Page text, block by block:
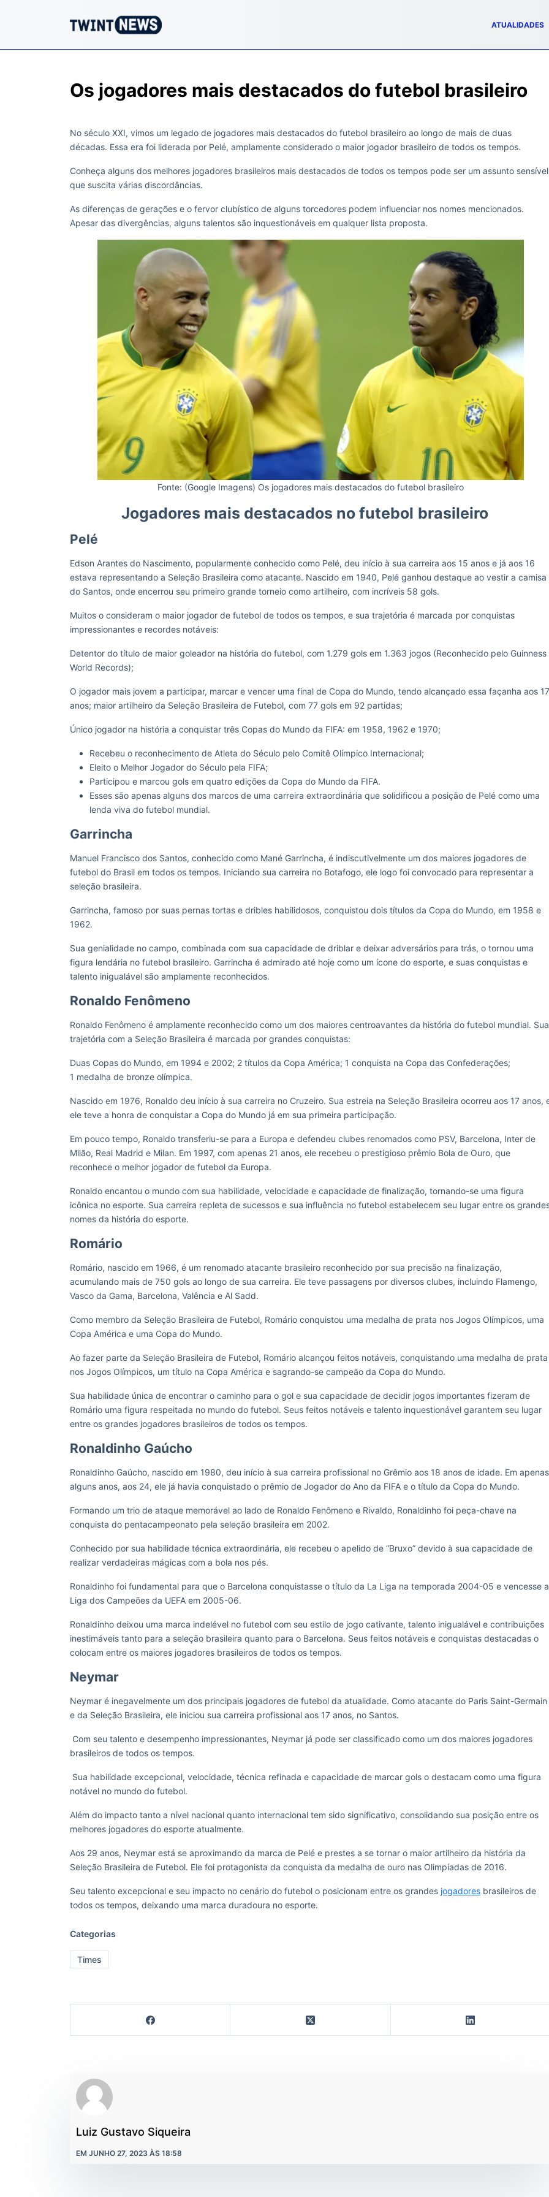
ATUALIDADES
Os jogadores mais destacados do futebol brasileiro
No século XXI, vimos um legado de jogadores mais destacados do futebol brasileiro ao longo de mais de duas
décadas. Essa era foi liderada por Pelé, amplamente considerado o maior jogador brasileiro de todos os tempos.
Conheça alguns dos melhores jogadores brasileiros mais destacados de todos os tempos pode ser um assunto sensível
que suscita várias discordâncias.
As diferenças de gerações e o fervor clubístico de alguns torcedores podem influenciar nos nomes mencionados.
Apesar das divergências, alguns talentos são inquestionáveis em qualquer lista proposta.
Fonte: (Google Imagens) Os jogadores mais destacados do futebol brasileiro
Jogadores mais destacados no futebol brasileiro
Pelé
Edson Arantes do Nascimento, popularmente conhecido como Pelé, deu início à sua carreira aos 15 anos e já aos 16
estava representando a Seleção Brasileira como atacante. Nascido em 1940, Pelé ganhou destaque ao vestir a camisa
do Santos, onde encerrou seu primeiro grande torneio como artilheiro, com incríveis 58 gols.
Muitos o consideram o maior jogador de futebol de todos os tempos, e sua trajetória é marcada por conquistas
impressionantes e recordes notáveis:
Detentor do título de maior goleador na história do futebol, com 1.279 gols em 1.363 jogos (Reconhecido pelo Guinness
World Records);
O jogador mais jovem a participar, marcar e vencer uma final de Copa do Mundo, tendo alcançado essa façanha aos 17
anos; maior artilheiro da Seleção Brasileira de Futebol, com 77 gols em 92 partidas;
Único jogador na história a conquistar três Copas do Mundo da FIFA: em 1958, 1962 e 1970;
Recebeu o reconhecimento de Atleta do Século pelo Comitê Olímpico Internacional;
Eleito o Melhor Jogador do Século pela FIFA;
Participou e marcou gols em quatro edições da Copa do Mundo da FIFA.
Esses são apenas alguns dos marcos de uma carreira extraordinária que solidificou a posição de Pelé como uma
lenda viva do futebol mundial.
Garrincha
Manuel Francisco dos Santos, conhecido como Mané Garrincha, é indiscutivelmente um dos maiores jogadores de
futebol do Brasil em todos os tempos. Iniciando sua carreira no Botafogo, ele logo foi convocado para representar a
seleção brasileira.
Garrincha, famoso por suas pernas tortas e dribles habilidosos, conquistou dois títulos da Copa do Mundo, em 1958 e
1962.
Sua genialidade no campo, combinada com sua capacidade de driblar e deixar adversários para trás, o tornou uma
figura lendária no futebol brasileiro. Garrincha é admirado até hoje como um ícone do esporte, e suas conquistas e
talento inigualável são amplamente reconhecidos.
Ronaldo Fenômeno
Ronaldo Fenômeno é amplamente reconhecido como um dos maiores centroavantes da história do futebol mundial. Sua
trajetória com a Seleção Brasileira é marcada por grandes conquistas:
Duas Copas do Mundo, em 1994 e 2002; 2 títulos da Copa América; 1 conquista na Copa das Confederações;
1 medalha de bronze olímpica.
Nascido em 1976, Ronaldo deu início à sua carreira no Cruzeiro. Sua estreia na Seleção Brasileira ocorreu aos 17 anos,
ele teve a honra de conquistar a Copa do Mundo já em sua primeira participação.
Em pouco tempo, Ronaldo transferiu-se para a Europa e defendeu clubes renomados como PSV, Barcelona, Inter de
Milão, Real Madrid e Milan. Em 1997, com apenas 21 anos, ele recebeu o prestigioso prêmio Bola de Ouro, que
reconhece o melhor jogador de futebol da Europa.
Ronaldo encantou o mundo com sua habilidade, velocidade e capacidade de finalização, tornando-se uma figura
icônica no esporte. Sua carreira repleta de sucessos e sua influência no futebol estabelecem seu lugar entre os
nomes da história do esporte.
Romário
Romário, nascido em 1966, é um renomado atacante brasileiro reconhecido por sua precisão na finalização,
acumulando mais de 750 gols ao longo de sua carreira. Ele teve passagens por diversos clubes, incluindo Flamengo,
Vasco da Gama, Barcelona, Valência e Al Sadd.
Como membro da Seleção Brasileira de Futebol, Romário conquistou uma medalha de prata nos Jogos Olímpicos, uma
Copa América e uma Copa do Mundo.
Ao fazer parte da Seleção Brasileira de Futebol, Romário alcançou feitos notáveis, conquistando uma medalha de prata
nos Jogos Olímpicos, um título na Copa América e sagrando-se campeão da Copa do Mundo.
Sua habilidade única de encontrar o caminho para o gol e sua capacidade de decidir jogos importantes fizeram de
Romário uma figura respeitada no mundo do futebol. Seus feitos notáveis e talento inquestionável garantem seu lugar
entre os grandes jogadores brasileiros de todos os tempos.
Ronaldinho Gaúcho
Ronaldinho Gaúcho, nascido em 1980, deu início à sua carreira profissional no Grêmio aos 18 anos de idade. Em apenas
alguns anos, aos 24, ele já havia conquistado o prêmio de Jogador do Ano da FIFA e o título da Copa do Mundo.
Formando um trio de ataque memorável ao lado de Ronaldo Fenômeno e Rivaldo, Ronaldinho foi peça-chave na
conquista do pentacampeonato pela seleção brasileira em 2002.
Conhecido por sua habilidade técnica extraordinária, ele recebeu o apelido de “Bruxo” devido à sua capacidade de
realizar verdadeiras mágicas com a bola nos pés.
Ronaldinho foi fundamental para que o Barcelona conquistasse o título da La Liga na temporada 2004-05 e vencesse a
Liga dos Campeões da UEFA em 2005-06.
Ronaldinho deixou uma marca indelével no futebol com seu estilo de jogo cativante, talento inigualável e contribuições
inestimáveis tanto para a seleção brasileira quanto para o Barcelona. Seus feitos notáveis e conquistas destacadas o
colocam entre os maiores jogadores brasileiros de todos os tempos.
Neymar
Neymar é inegavelmente um dos principais jogadores de futebol da atualidade. Como atacante do Paris Saint-Germain
e da Seleção Brasileira, ele iniciou sua carreira profissional aos 17 anos, no Santos.
Com seu talento e desempenho impressionantes, Neymar já pode ser classificado como um dos maiores jogadores
brasileiros de todos os tempos.
Sua habilidade excepcional, velocidade, técnica refinada e capacidade de marcar gols o destacam como uma figura
notável no mundo do futebol.
Além do impacto tanto a nível nacional quanto internacional tem sido significativo, consolidando sua posição entre os
melhores jogadores do esporte atualmente.
Aos 29 anos, Neymar está se aproximando da marca de Pelé e prestes a se tornar o maior artilheiro da história da
Seleção Brasileira de Futebol. Ele foi protagonista da conquista da medalha de ouro nas Olimpíadas de 2016.
Seu talento excepcional e seu impacto no cenário do futebol o posicionam entre os grandes jogadores brasileiros de
todos os tempos, deixando uma marca duradoura no esporte.
Categorias
Times
Luiz Gustavo Siqueira
EM JUNHO 27, 2023 ÀS 18:58